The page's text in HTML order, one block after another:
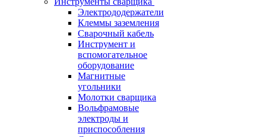
Электрододержатели
Клеммы заземления
Сварочный кабель
Инструмент и
вспомогательное
оборудование
Магнитные
угольники
Молотки сварщика
Вольфрамовые
электроды и
приспособления